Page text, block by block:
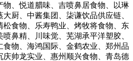
物、悦道腊味、吉喷鼻居食物、以琳
厨、中酱集团、柒谦饮品供应链、
松食物、乐寿鸭业、烤牧将食物、东
鼻精、川味觉、芜湖承平洋塑胶、
物、海鸿国际、金鹤农业、郑州品
庆帅龙实业、惠州顺兴食物、青岛德